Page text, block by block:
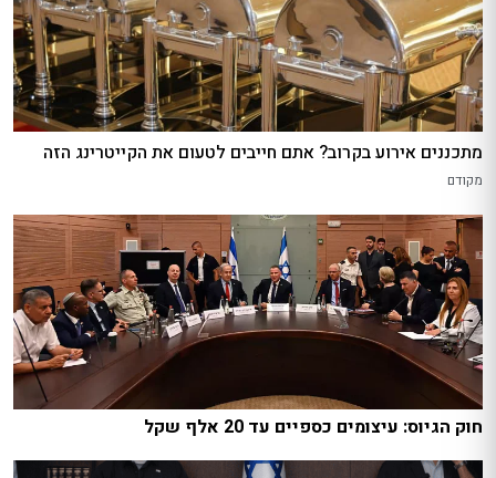
מתכננים אירוע בקרוב? אתם חייבים לטעום את הקייטרינג הזה
מקודם
חוק הגיוס: עיצומים כספיים עד 20 אלף שקל